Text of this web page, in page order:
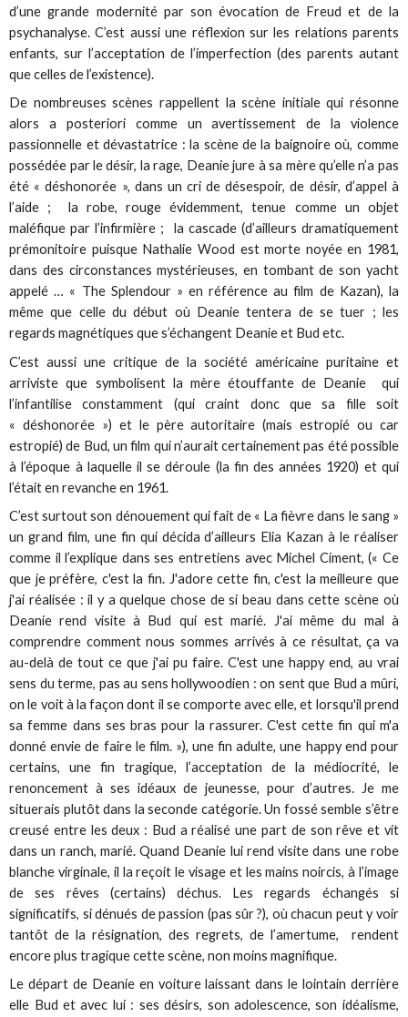
d’une grande modernité par son évocation de Freud et de la
psychanalyse. C’est aussi une réflexion sur les relations parents
enfants, sur l’acceptation de l’imperfection (des parents autant
que celles de l’existence).
De nombreuses scènes rappellent la scène initiale qui résonne
alors a posteriori comme un avertissement de la violence
passionnelle et dévastatrice : la scène de la baignoire où, comme
possédée par le désir, la rage, Deanie jure à sa mère qu’elle n’a pas
été « déshonorée », dans un cri de désespoir, de désir, d’appel à
l’aide ; la robe, rouge évidemment, tenue comme un objet
maléfique par l’infirmière ; la cascade (d’ailleurs dramatiquement
prémonitoire puisque Nathalie Wood est morte noyée en 1981,
dans des circonstances mystérieuses, en tombant de son yacht
appelé … « The Splendour » en référence au film de Kazan), la
même que celle du début où Deanie tentera de se tuer ; les
regards magnétiques que s’échangent Deanie et Bud etc.
C’est aussi une critique de la société américaine puritaine et
arriviste que symbolisent la mère étouffante de Deanie qui
l’infantilise constamment (qui craint donc que sa fille soit
« déshonorée ») et le père autoritaire (mais estropié ou car
estropié) de Bud, un film qui n’aurait certainement pas été possible
à l’époque à laquelle il se déroule (la fin des années 1920) et qui
l’était en revanche en 1961.
C’est surtout son dénouement qui fait de « La fièvre dans le sang »
un grand film, une fin qui décida d’ailleurs Elia Kazan à le réaliser
comme il l’explique dans ses entretiens avec Michel Ciment, (« Ce
que je préfère, c'est la fin. J'adore cette fin, c'est la meilleure que
j'ai réalisée : il y a quelque chose de si beau dans cette scène où
Deanie rend visite à Bud qui est marié. J'ai même du mal à
comprendre comment nous sommes arrivés à ce résultat, ça va
au-delà de tout ce que j'ai pu faire. C'est une happy end, au vrai
sens du terme, pas au sens hollywoodien : on sent que Bud a mûri,
on le voit à la façon dont il se comporte avec elle, et lorsqu'il prend
sa femme dans ses bras pour la rassurer. C'est cette fin qui m'a
donné envie de faire le film. »), une fin adulte, une happy end pour
certains, une fin tragique, l’acceptation de la médiocrité, le
renoncement à ses idéaux de jeunesse, pour d’autres. Je me
situerais plutôt dans la seconde catégorie. Un fossé semble s’être
creusé entre les deux : Bud a réalisé une part de son rêve et vit
dans un ranch, marié. Quand Deanie lui rend visite dans une robe
blanche virginale, il la reçoit le visage et les mains noircis, à l’image
de ses rêves (certains) déchus. Les regards échangés si
significatifs, si dénués de passion (pas sûr ?), où chacun peut y voir
tantôt de la résignation, des regrets, de l’amertume, rendent
encore plus tragique cette scène, non moins magnifique.
Le départ de Deanie en voiture laissant dans le lointain derrière
elle Bud et avec lui : ses désirs, son adolescence, son idéalisme,